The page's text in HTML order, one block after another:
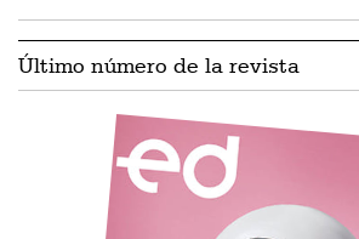
Último número de la revista